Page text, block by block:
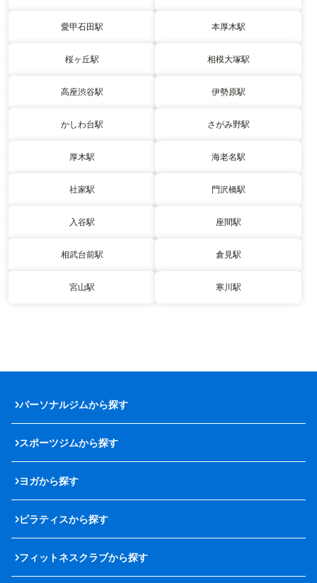
愛甲石田駅 本厚木駅
桜ヶ丘駅 相模大塚駅
高座渋谷駅 伊勢原駅
かしわ台駅 さがみ野駅
厚木駅 海老名駅
社家駅 門沢橋駅
入谷駅 座間駅
相武台前駅 倉見駅
宮山駅 寒川駅
パーソナルジムから探す
スポーツジムから探す
ヨガから探す
ピラティスから探す
フィットネスクラブから探す